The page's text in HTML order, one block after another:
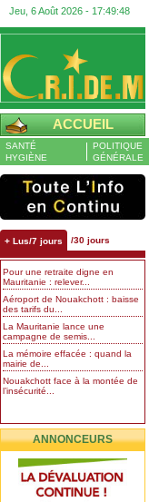
Jeu, 6 Août 2026 - 17:49:49
ACCUEIL
SANTÉ
HYGIÈNE
POLITIQUE
GÉNÉRALE
+ Lus/7 jours /30 jours
Pour une retraite digne en
Mauritanie : relever...
Aéroport de Nouakchott : baisse
des tarifs du...
La Mauritanie lance une
campagne de semis...
La mémoire effacée : quand la
mairie de...
Nouakchott face à la montée de
l’insécurité...
ANNONCEURS